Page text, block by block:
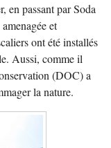
en passant par Soda
et
ont été installés
Aussi, comme il
(DOC) a
la nature.